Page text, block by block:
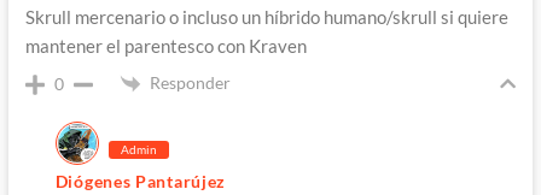
Skrull mercenario o incluso un híbrido humano/skrull si quiere
mantener el parentesco con Kraven
0 Responder
Admin
Diógenes Pantarújez